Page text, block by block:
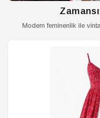
Modern feminenlik ile